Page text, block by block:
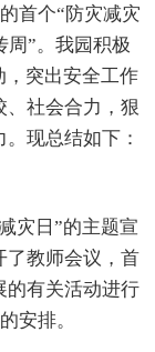
首个“防灾减灾
周”。我园积极
，突出安全工作
、社会合力，狠
现总结如下：
灾日”的主题宣
了教师会议，首
的有关活动进行
安排。